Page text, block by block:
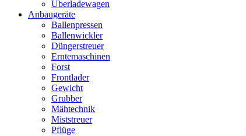
Überladewagen
Anbaugeräte
Ballenpressen
Ballenwickler
Düngerstreuer
Erntemaschinen
Forst
Frontlader
Gewicht
Grubber
Mähtechnik
Miststreuer
Pflüge